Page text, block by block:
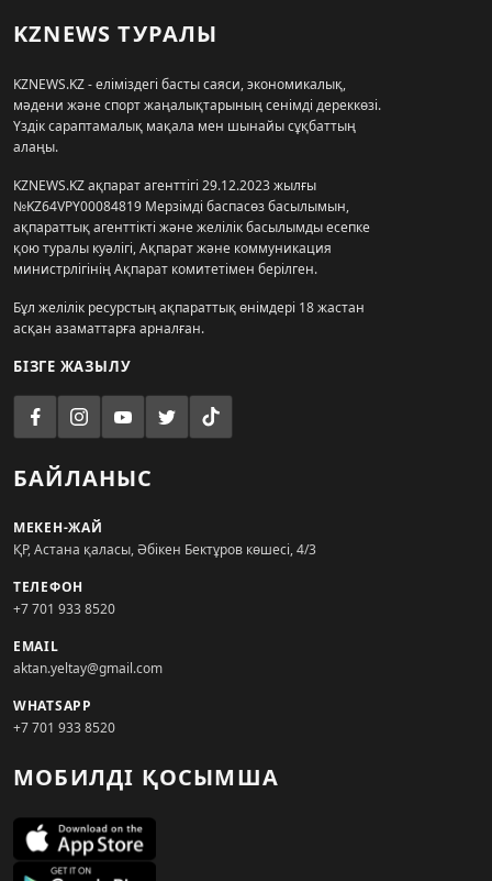
KZNEWS ТУРАЛЫ
KZNEWS.KZ - еліміздегі басты саяси, экономикалық,
мәдени және спорт жаңалықтарының сенімді дереккөзі.
Үздік сараптамалық мақала мен шынайы сұқбаттың
алаңы.
KZNEWS.KZ ақпарат агенттігі 29.12.2023 жылғы
№KZ64VPY00084819 Мерзімді баспасөз басылымын,
ақпараттық агенттікті және желілік басылымды есепке
қою туралы куәлігі, Ақпарат және коммуникация
министрлігінің Ақпарат комитетімен берілген.
Бұл желілік ресурстың ақпараттық өнімдері 18 жастан
асқан азаматтарға арналған.
БІЗГЕ ЖАЗЫЛУ
БАЙЛАНЫС
МЕКЕН-ЖАЙ
ҚР, Астана қаласы, Әбікен Бектұров көшесі, 4/3
ТЕЛЕФОН
+7 701 933 8520
EMAIL
aktan.yeltay@gmail.com
WHATSAPP
+7 701 933 8520
МОБИЛДІ ҚОСЫМША